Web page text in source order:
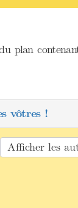
plan
vôtres !
Afficher les